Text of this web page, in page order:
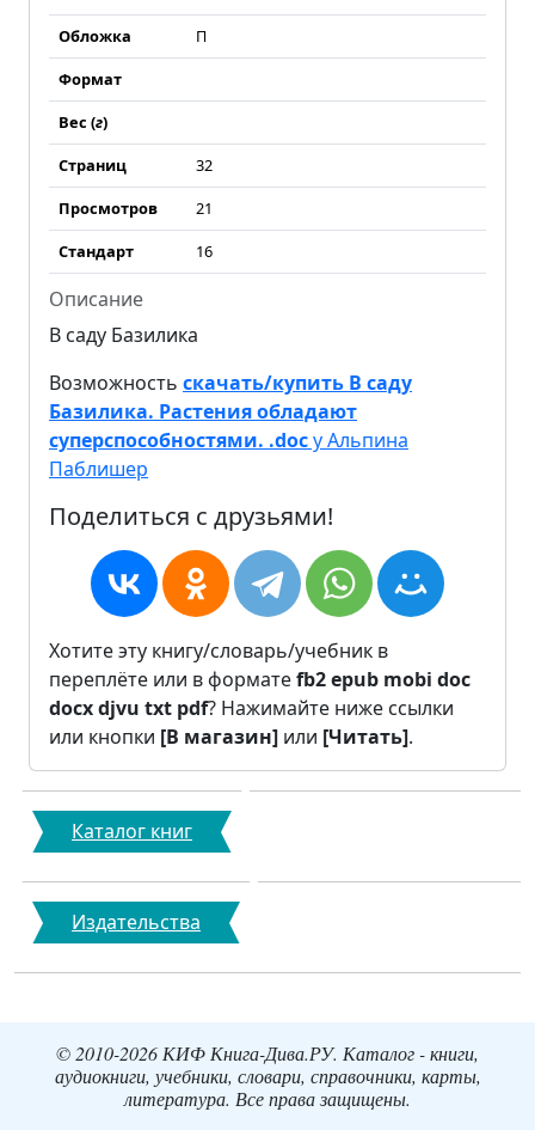
Обложка
П
Формат
Вес (г)
Страниц
32
Просмотров
21
Стандарт
16
Описание
В саду Базилика
Возможность скачать/купить В саду
Базилика. Растения обладают
суперспособностями. .docу Альпина
Паблишер
Поделиться с друзьями!
Хотите эту книгу/словарь/учебник в
переплёте или в форматеfb2epub mobi doc
docxdjvu txt pdf? Нажимайте ниже ссылки
или кнопки [В магазин] или [Читать].
Каталог книг
Издательства
© 2010-2026 КИФ Книга-Дива.РУ. Каталог - книги,
аудиокниги, учебники, словари, справочники, карты,
литература. Все права защищены.